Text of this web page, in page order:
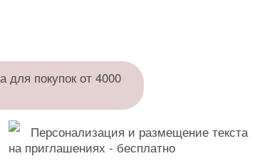
для покупок от 4000
Персонализация и размещение текста
на приглашениях - бесплатно